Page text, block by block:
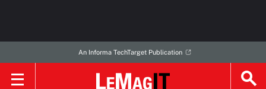
An Informa TechTarget Publication